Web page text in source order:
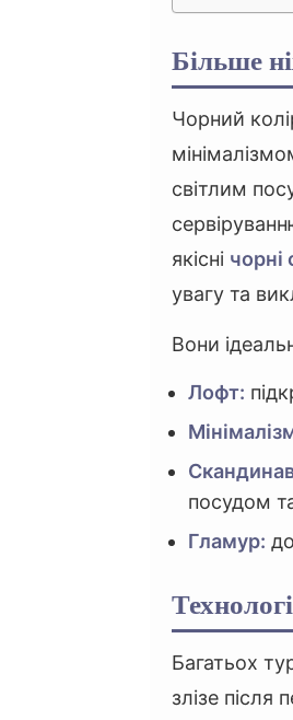
Більше
Чорний
світлим
якісні чорні
увагу та
Вони
Лофт:
посудом
Гламур:
Багатьох
злізе